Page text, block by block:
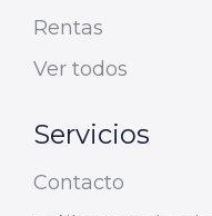
Rentas
Ver todos
Servicios
Contacto